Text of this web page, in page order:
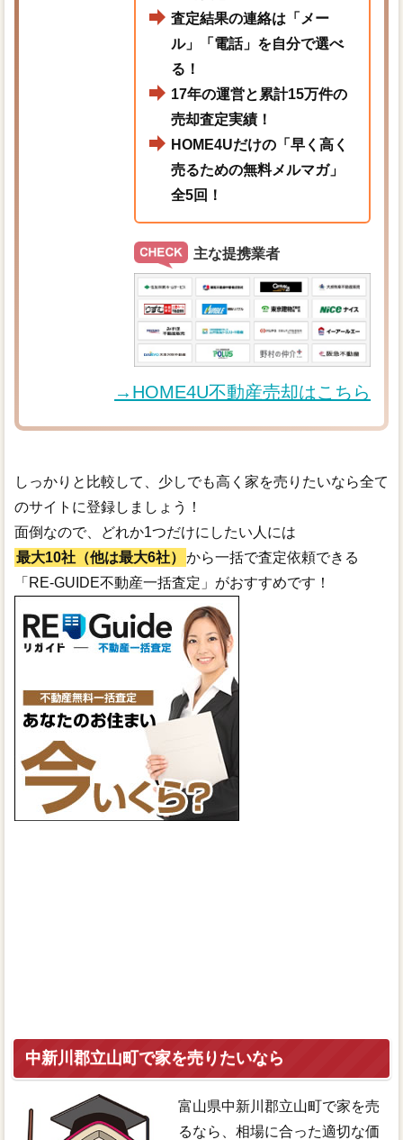
査定結果の連絡は「メー
ル」「電話」を自分で選べ
る！
17年の運営と累計15万件の
売却査定実績！
HOME4Uだけの「早く高く
売るための無料メルマガ」
全5回！
主な提携業者
→HOME4U不動産売却はこちら
しっかりと比較して、少しでも高く家を売りたいなら全て
のサイトに登録しましょう！
面倒なので、どれか1つだけにしたい人には
最大10社（他は最大6社）
から一括で査定依頼できる
「RE-GUIDE不動産一括査定」がおすすめです！
中新川郡立山町で家を売りたいなら
富山県中新川郡立山町で家を売
るなら、相場に合った適切な価